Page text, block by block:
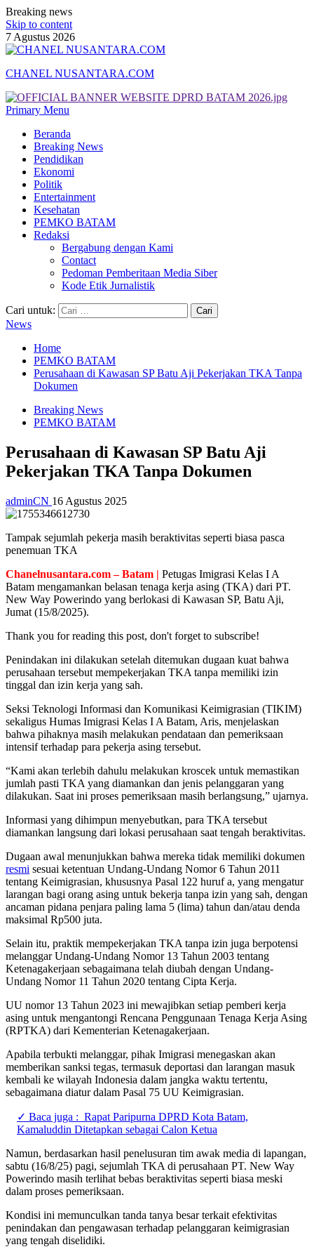
Breaking news
Skip to content
7 Agustus 2026
CHANEL NUSANTARA.COM
Primary Menu
Beranda
Breaking News
Pendidikan
Ekonomi
Politik
Entertainment
Kesehatan
PEMKO BATAM
Redaksi
Bergabung dengan Kami
Contact
Pedoman Pemberitaan Media Siber
Kode Etik Jurnalistik
Cari untuk:
News
Home
PEMKO BATAM
Perusahaan di Kawasan SP Batu Aji Pekerjakan TKA Tanpa
Dokumen
Breaking News
PEMKO BATAM
Perusahaan di Kawasan SP Batu Aji
Pekerjakan TKA Tanpa Dokumen
adminCN 16 Agustus 2025
Tampak sejumlah pekerja masih beraktivitas seperti biasa pasca
penemuan TKA
Chanelnusantara.com – Batam | Petugas Imigrasi Kelas I A
Batam mengamankan belasan tenaga kerja asing (TKA) dari PT.
New Way Powerindo yang berlokasi di Kawasan SP, Batu Aji,
Jumat (15/8/2025).
Thank you for reading this post, don't forget to subscribe!
Penindakan ini dilakukan setelah ditemukan dugaan kuat bahwa
perusahaan tersebut mempekerjakan TKA tanpa memiliki izin
tinggal dan izin kerja yang sah.
Seksi Teknologi Informasi dan Komunikasi Keimigrasian (TIKIM)
sekaligus Humas Imigrasi Kelas I A Batam, Aris, menjelaskan
bahwa pihaknya masih melakukan pendataan dan pemeriksaan
intensif terhadap para pekerja asing tersebut.
“Kami akan terlebih dahulu melakukan kroscek untuk memastikan
jumlah pasti TKA yang diamankan dan jenis pelanggaran yang
dilakukan. Saat ini proses pemeriksaan masih berlangsung,” ujarnya.
Informasi yang dihimpun menyebutkan, para TKA tersebut
diamankan langsung dari lokasi perusahaan saat tengah beraktivitas.
Dugaan awal menunjukkan bahwa mereka tidak memiliki dokumen
resmi sesuai ketentuan Undang-Undang Nomor 6 Tahun 2011
tentang Keimigrasian, khususnya Pasal 122 huruf a, yang mengatur
larangan bagi orang asing untuk bekerja tanpa izin yang sah, dengan
ancaman pidana penjara paling lama 5 (lima) tahun dan/atau denda
maksimal Rp500 juta.
Selain itu, praktik mempekerjakan TKA tanpa izin juga berpotensi
melanggar Undang-Undang Nomor 13 Tahun 2003 tentang
Ketenagakerjaan sebagaimana telah diubah dengan Undang-
Undang Nomor 11 Tahun 2020 tentang Cipta Kerja.
UU nomor 13 Tahun 2023 ini mewajibkan setiap pemberi kerja
asing untuk mengantongi Rencana Penggunaan Tenaga Kerja Asing
(RPTKA) dari Kementerian Ketenagakerjaan.
Apabila terbukti melanggar, pihak Imigrasi menegaskan akan
memberikan sanksi tegas, termasuk deportasi dan larangan masuk
kembali ke wilayah Indonesia dalam jangka waktu tertentu,
sebagaimana diatur dalam Pasal 75 UU Keimigrasian.
✓ Baca juga : Rapat Paripurna DPRD Kota Batam,
Kamaluddin Ditetapkan sebagai Calon Ketua
Namun, berdasarkan hasil penelusuran tim awak media di lapangan,
sabtu (16/8/25) pagi, sejumlah TKA di perusahaan PT. New Way
Powerindo masih terlihat bebas beraktivitas seperti biasa meski
dalam proses pemeriksaan.
Kondisi ini memunculkan tanda tanya besar terkait efektivitas
penindakan dan pengawasan terhadap pelanggaran keimigrasian
yang tengah diselidiki.